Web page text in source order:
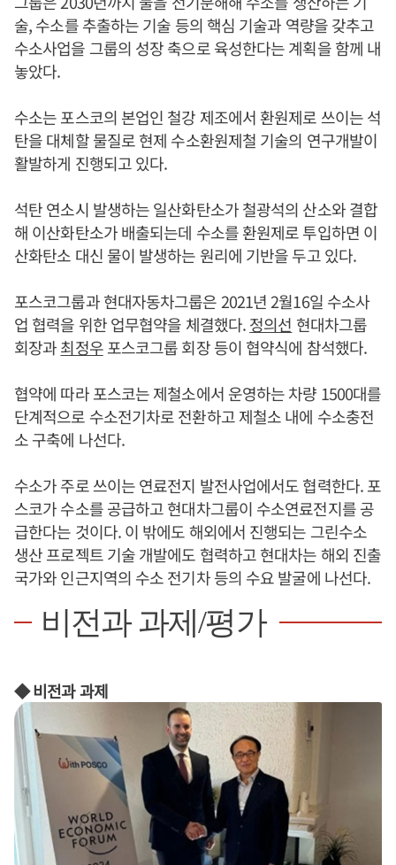
술, 수소를 추출하는 기술 등의 핵심 기술과 역량을 갖추고
수소사업을 그룹의 성장 축으로 육성한다는 계획을 함께 내
놓았다.
수소는 포스코의 본업인 철강 제조에서 환원제로 쓰이는 석
탄을 대체할 물질로 현제 수소환원제철 기술의 연구개발이
활발하게 진행되고 있다.
석탄 연소시 발생하는 일산화탄소가 철광석의 산소와 결합
해 이산화탄소가 배출되는데 수소를 환원제로 투입하면 이
산화탄소 대신 물이 발생하는 원리에 기반을 두고 있다.
포스코그룹과 현대자동차그룹은 2021년 2월16일 수소사
업 협력을 위한 업무협약을 체결했다.정의선 현대차그룹
회장과최정우포스코그룹 회장 등이 협약식에 참석했다.
협약에 따라 포스코는 제철소에서 운영하는 차량 1500대를
단계적으로 수소전기차로 전환하고 제철소 내에 수소충전
소 구축에 나선다.
수소가 주로 쓰이는 연료전지 발전사업에서도 협력한다. 포
스코가 수소를 공급하고 현대차그룹이 수소연료전지를 공
급한다는 것이다. 이 밖에도 해외에서 진행되는 그린수소
생산 프로젝트 기술 개발에도 협력하고 현대차는 해외 진출
국가와 인근지역의 수소 전기차 등의 수요 발굴에 나선다.
비전과 과제/평가
◆ 비전과 과제